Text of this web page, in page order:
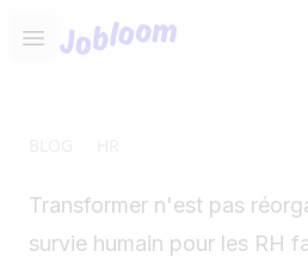
Open main menu
Jobloom
Transformer n'est pas
survie humain pour les RH